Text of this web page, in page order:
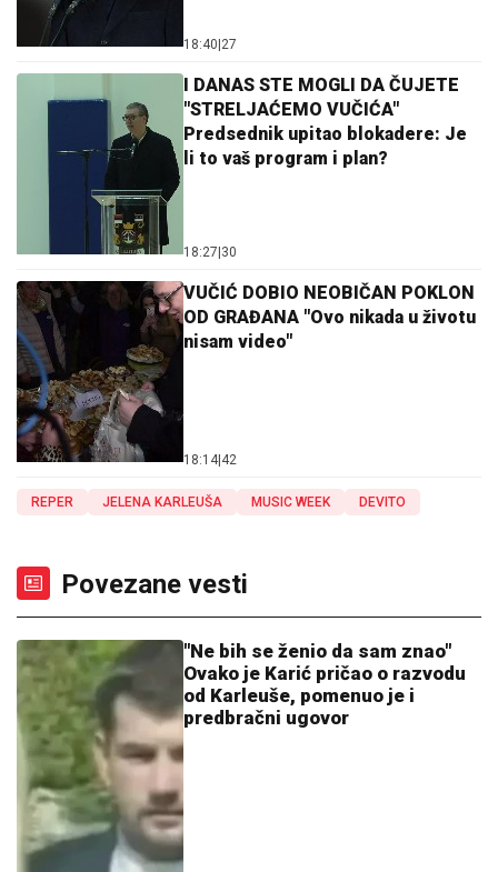
18:40|27
I DANAS STE MOGLI DA ČUJETE
"STRELJAĆEMO VUČIĆA"
Predsednik upitao blokadere: Je
li to vaš program i plan?
18:27|30
VUČIĆ DOBIO NEOBIČAN POKLON
OD GRAĐANA "Ovo nikada u životu
nisam video"
18:14|42
REPER JELENA KARLEUŠA MUSIC WEEK DEVITO
Povezane vesti
"Ne bih se ženio da sam znao"
Ovako je Karić pričao o razvodu
od Karleuše, pomenuo je i
predbračni ugovor